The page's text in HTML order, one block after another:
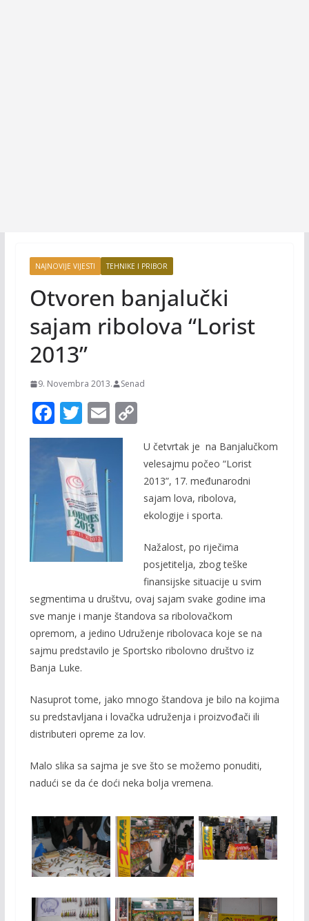
NAJNOVIJE VIJESTI TEHNIKE I PRIBOR
Otvoren banjalučki
sajam ribolova “Lorist
2013”
9. Novembra 2013. Senad
F
ac
e
b
o
o
T
w
itt
er
E
m
l
C
p
y
Li
n
k
U četvrtak je na Banjalučkom
velesajmu počeo “Lorist
2013”, 17. međunarodni
sajam lova, ribolova,
ekologije i sporta.
Nažalost, po riječima
posjetitelja, zbog teške
finansijske situacije u svim
segmentima u društvu, ovaj sajam svake godine ima
sve manje i manje štandova sa ribolovačkom
opremom, a jedino Udruženje ribolovaca koje se na
sajmu predstavilo je Sportsko ribolovno društvo iz
Banja Luke.
Nasuprot tome, jako mnogo štandova je bilo na kojima
su predstavljana i lovačka udruženja i proizvođači ili
distributeri opreme za lov.
Malo slika sa sajma je sve što se možemo ponuditi,
nadući se da će doći neka bolja vremena.